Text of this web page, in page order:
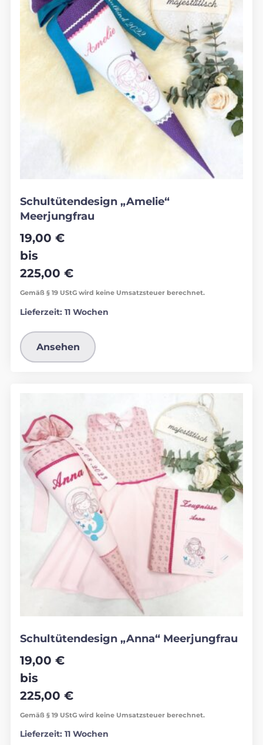
Schultütendesign „Amelie“
Meerjungfrau
19,00 €
bis
225,00 €
Gemäß § 19 UStG wird keine Umsatzsteuer berechnet.
Lieferzeit: 11 Wochen
Ansehen
Schultütendesign „Anna“ Meerjungfrau
19,00 €
bis
225,00 €
Gemäß § 19 UStG wird keine Umsatzsteuer berechnet.
Lieferzeit: 11 Wochen